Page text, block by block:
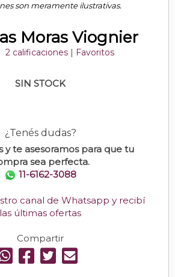
son meramente ilustrativas.
Moras Viognier
2 calificaciones| Favoritos
SIN STOCK
¿Tenés dudas?
y te asesoramos para que tu
sea perfecta.
11-6162-3088
canal de Whatsapp y recibí
las últimas ofertas
Compartir